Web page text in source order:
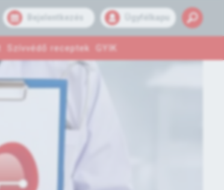
Bejelentkezés Ügyfélkapu
Szívvédő receptek GYIK